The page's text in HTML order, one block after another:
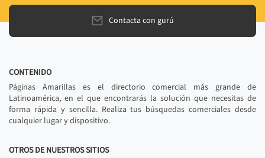
Contacta con gurú
CONTENIDO
Páginas Amarillas es el directorio comercial más grande de
Latinoamérica, en el que encontrarás la solución que necesitas de
forma rápida y sencilla. Realiza tus búsquedas comerciales desde
cualquier lugar y dispositivo.
OTROS DE NUESTROS SITIOS